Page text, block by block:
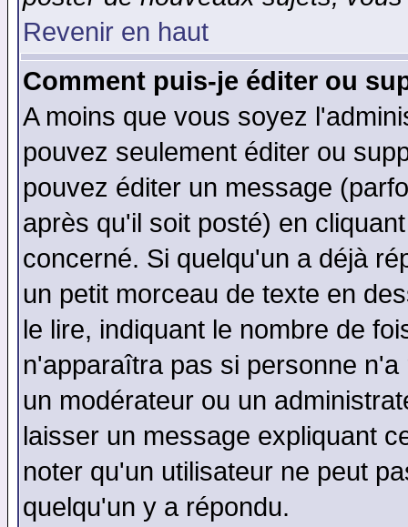
Revenir en haut
Comment puis-je éditer ou
A moins que vous soyez
pouvez seulement éditer ou
pouvez éditer un message
après qu'il soit posté) en
concerné. Si quelqu'un a déjà
un petit morceau de texte en
le lire, indiquant le nombre de
n'apparaîtra pas si personne
un modérateur ou un
laisser un message expliquant
noter qu'un utilisateur ne peut
quelqu'un y a répondu.